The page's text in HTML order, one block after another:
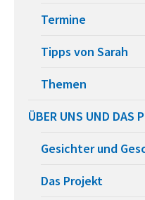
Termine
Tipps von Sarah
Themen
ÜBER UNS UND DAS
Gesichter und
Das Projekt